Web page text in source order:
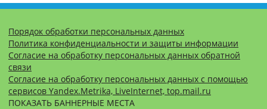
Порядок обработки персональных данных
Политика конфиденциальности и защиты информации
Согласие на обработку персональных данных обратной
связи
Согласие на обработку персональных данных с помощью
сервисов Yandex.Metrika, LiveInternet, top.mail.ru
ПОКАЗАТЬ БАННЕРНЫЕ МЕСТА